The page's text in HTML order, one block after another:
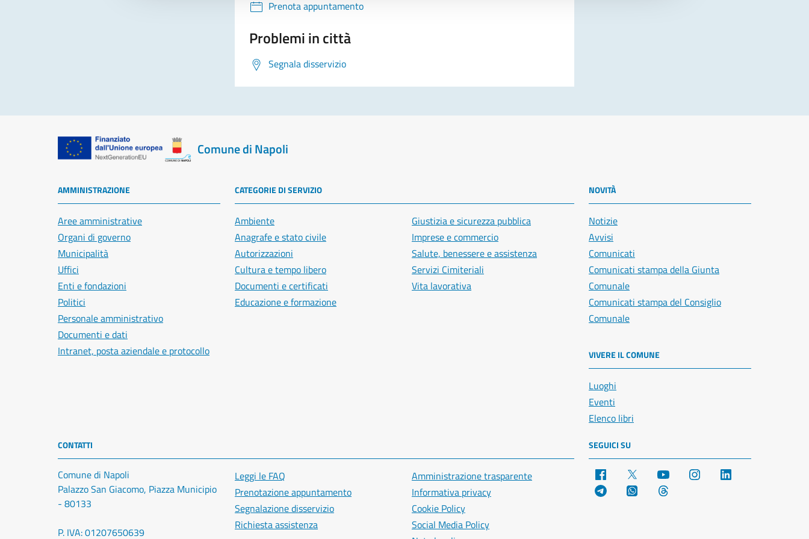
Prenota appuntamento
Problemi in città
Segnala disservizio
Comune di Napoli
AMMINISTRAZIONE
Aree amministrative
Organi di governo
Municipalità
Uffici
Enti e fondazioni
Politici
Personale amministrativo
Documenti e dati
Intranet, posta aziendale e protocollo
CATEGORIE DI SERVIZIO
Ambiente
Anagrafe e stato civile
Autorizzazioni
Cultura e tempo libero
Documenti e certificati
Educazione e formazione
Giustizia e sicurezza pubblica
Imprese e commercio
Salute, benessere e assistenza
Servizi Cimiteriali
Vita lavorativa
NOVITÀ
Notizie
Avvisi
Comunicati
Comunicati stampa della Giunta
Comunale
Comunicati stampa del Consiglio
Comunale
VIVERE IL COMUNE
Luoghi
Eventi
Elenco libri
CONTATTI
Comune di Napoli
Palazzo San Giacomo, Piazza Municipio
- 80133
P. IVA: 01207650639
Leggi le FAQ
Prenotazione appuntamento
Segnalazione disservizio
Richiesta assistenza
Amministrazione trasparente
Informativa privacy
Cookie Policy
Social Media Policy
SEGUICI SU
Facebook YouTube Instagram
Telegram WhatsApp